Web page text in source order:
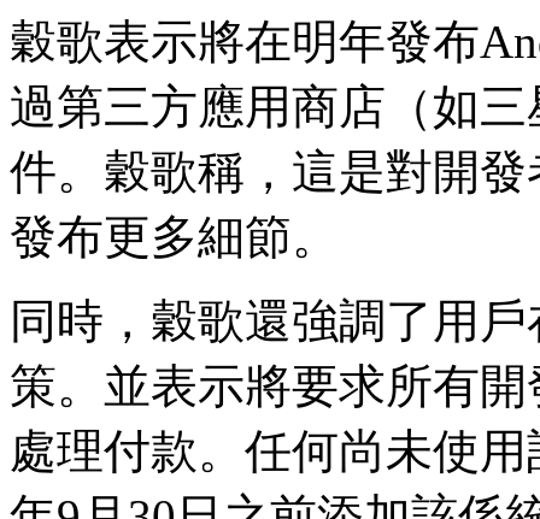
穀歌表示將在明年發布
過第三方應用商店（如三
件。穀歌稱，這是對開
發布更多細節。
同時，穀歌還強調了用
策。並表示將要求所有
處理付款。任何尚未使